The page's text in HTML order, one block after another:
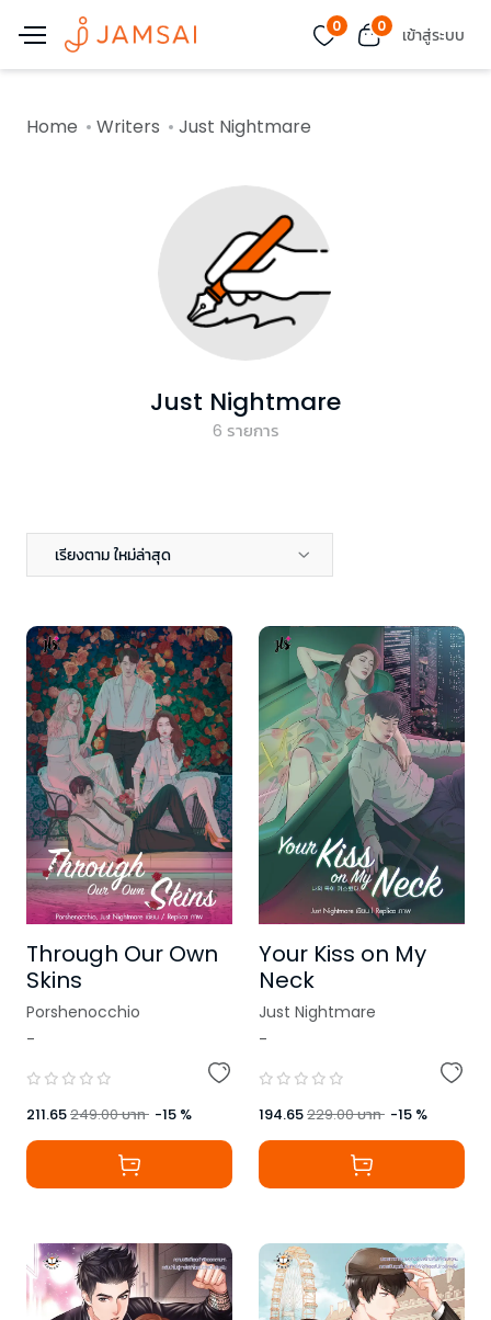
0 0 เข้าสู่ระบบ
Home Writers Just Nightmare
Just Nightmare
6 รายการ
เรียงตาม ใหม่ล่าสุด
Through Our Own
Skins
Porshenocchio
,
-
211.65249.00บาท -15 %
Your Kiss on My
Neck
Just Nightmare
-
194.65229.00บาท -15 %